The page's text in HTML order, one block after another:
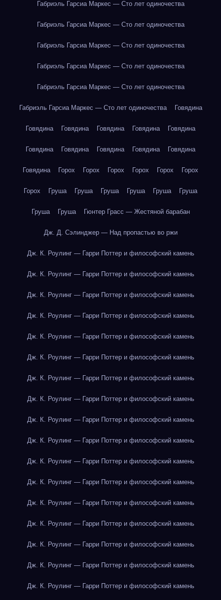
Габриэль Гарсиа Маркес — Сто лет одиночества
Габриэль Гарсиа Маркес — Сто лет одиночества
Габриэль Гарсиа Маркес — Сто лет одиночества
Габриэль Гарсиа Маркес — Сто лет одиночества
Габриэль Гарсиа Маркес — Сто лет одиночества
Габриэль Гарсиа Маркес — Сто лет одиночества Говядина
Говядина Говядина Говядина Говядина Говядина
Говядина Говядина Говядина Говядина Говядина
Говядина Горох Горох Горох Горох Горох Горох
Горох Груша Груша Груша Груша Груша Груша
Груша Груша Гюнтер Грасс — Жестяной барабан
Дж. Д. Сэлинджер — Над пропастью во ржи
Дж. К. Роулинг — Гарри Поттер и философский камень
Дж. К. Роулинг — Гарри Поттер и философский камень
Дж. К. Роулинг — Гарри Поттер и философский камень
Дж. К. Роулинг — Гарри Поттер и философский камень
Дж. К. Роулинг — Гарри Поттер и философский камень
Дж. К. Роулинг — Гарри Поттер и философский камень
Дж. К. Роулинг — Гарри Поттер и философский камень
Дж. К. Роулинг — Гарри Поттер и философский камень
Дж. К. Роулинг — Гарри Поттер и философский камень
Дж. К. Роулинг — Гарри Поттер и философский камень
Дж. К. Роулинг — Гарри Поттер и философский камень
Дж. К. Роулинг — Гарри Поттер и философский камень
Дж. К. Роулинг — Гарри Поттер и философский камень
Дж. К. Роулинг — Гарри Поттер и философский камень
Дж. К. Роулинг — Гарри Поттер и философский камень
Дж. К. Роулинг — Гарри Поттер и философский камень
Дж. К. Роулинг — Гарри Поттер и философский камень